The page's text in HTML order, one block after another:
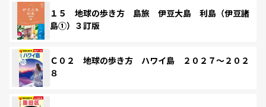
１５ 地球の歩き方 島旅 伊豆大島 利島（伊豆諸
島①）３訂版
Ｃ０２ 地球の歩き方 ハワイ島 ２０２７～２０２
８